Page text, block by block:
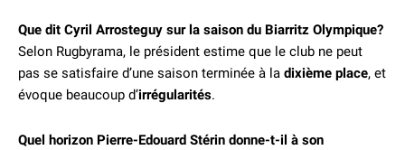
Que dit Cyril Arrosteguy sur la saison du Biarritz Olympique?
Selon Rugbyrama, le président estime que le club ne peut
pas se satisfaire d’une saison terminée à la dixième place, et
évoque beaucoup d’irrégularités.
Quel horizon Pierre-Edouard Stérin donne-t-il à son